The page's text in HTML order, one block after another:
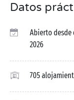
Datos
Abierto desde
2026
705